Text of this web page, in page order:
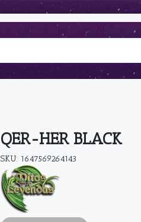
QER-HER BLACK
SKU: 1647569264143